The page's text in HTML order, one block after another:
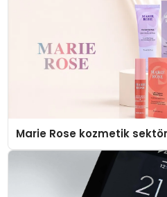
Marie Rose kozmetik